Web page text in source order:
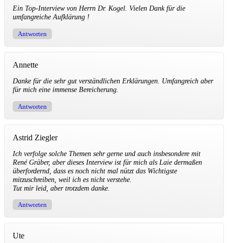
Ein Top-Interview von Herrn Dr. Kogel. Vielen Dank für die
umfangreiche Aufklärung !
Antworten
Annette
Danke für die sehr gut verständlichen Erklärungen. Umfangreich aber
für mich eine immense Bereicherung.
Antworten
Astrid Ziegler
Ich verfolge solche Themen sehr gerne und auch insbesondere mit
René Gräber, aber dieses Interview ist für mich als Laie dermaßen
überfordernd, dass es noch nicht mal nützt das Wichtigste
mitzuschreiben, weil ich es nicht verstehe.
Tut mir leid, aber trotzdem danke.
Antworten
Ute